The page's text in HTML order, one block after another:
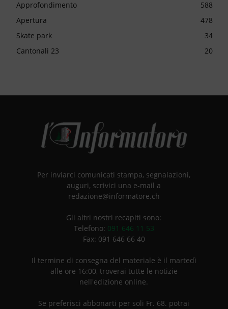
Approfondimento
588
Apertura
478
Skate park
34
Cantonali 23
20
Per inviarci comunicati stampa, segnalazioni,
auguri, scrivici una e-mail a
redazione@informatore.ch
Gli altri nostri recapiti sono:
Telefono: 091 646 11 53
Fax: 091 646 66 40
Il termine di consegna del materiale è il martedì
alle ore 16:00, troverai tutte le notizie
nell'edizione online.
Se preferisci abbonarti per soli Fr. 68. potrai